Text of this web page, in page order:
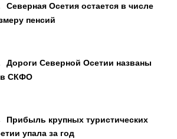
Северная Осетия остается в числе
пенсий
Дороги Северной Осетии названы
в СКФО
Прибыль крупных туристических
упала за год